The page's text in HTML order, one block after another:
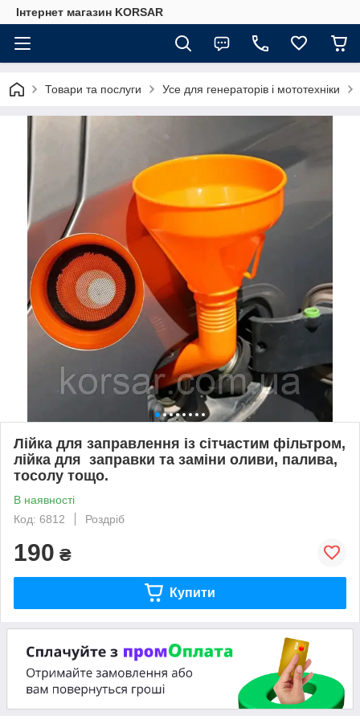
Iнтернет магазин KORSAR
Товари та послуги Усе для генераторів і мототехніки
Лійка для заправлення із сітчастим фільтром,
лійка для заправки та заміни оливи, палива,
тосолу тощо.
В наявності
Код: 6812
Роздріб
190 ₴
Купити